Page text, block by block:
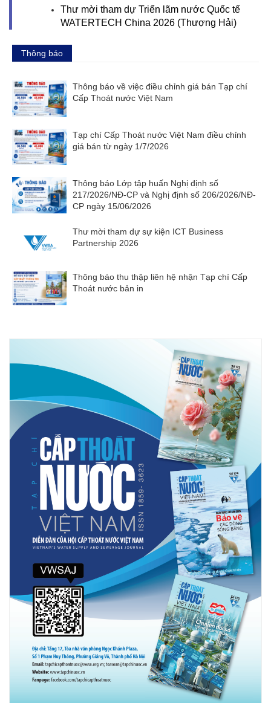
Thư mời tham dự Triển lãm nước Quốc tế
WATERTECH China 2026 (Thượng Hải)
Thông báo
Thông báo về việc điều chỉnh giá bán Tạp chí
Cấp Thoát nước Việt Nam
Tạp chí Cấp Thoát nước Việt Nam điều chỉnh
giá bán từ ngày 1/7/2026
Thông báo Lớp tập huấn Nghị định số
217/2026/NĐ-CP và Nghị định số 206/2026/NĐ-
CP ngày 15/06/2026
Thư mời tham dự sự kiện ICT Business
Partnership 2026
Thông báo thu thập liên hệ nhận Tạp chí Cấp
Thoát nước bản in